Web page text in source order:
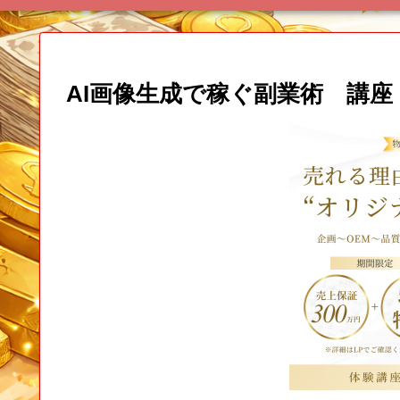
AI画像生成で稼ぐ副業術 講